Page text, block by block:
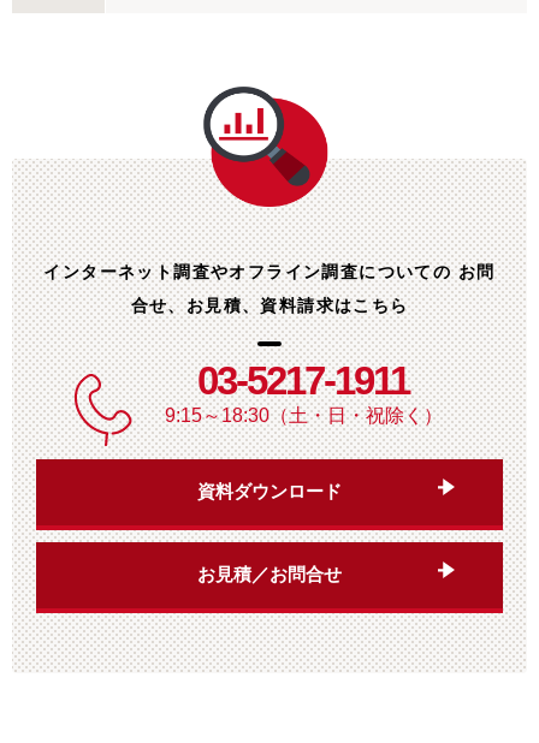
インターネット調査やオフライン調査についてのお問
合せ、お見積、資料請求はこちら
03-5217-1911
9:15～18:30（土・日・祝除く）
資料ダウンロード
お見積／お問合せ